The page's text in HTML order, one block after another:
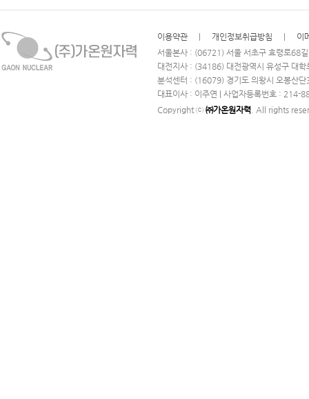
이용약관 개인정보취급방침
이
서울본사 : (06721) 서울 서초구 효령로
대전지사 : (34186) 대전광역시 유성구 대
분석센터 : (16079) 경기도 의왕시 오봉산
대표이사 : 이주연 | 사업자등록번호 : 214-
Copyright ⓒ ㈜가온원자력 . All rights